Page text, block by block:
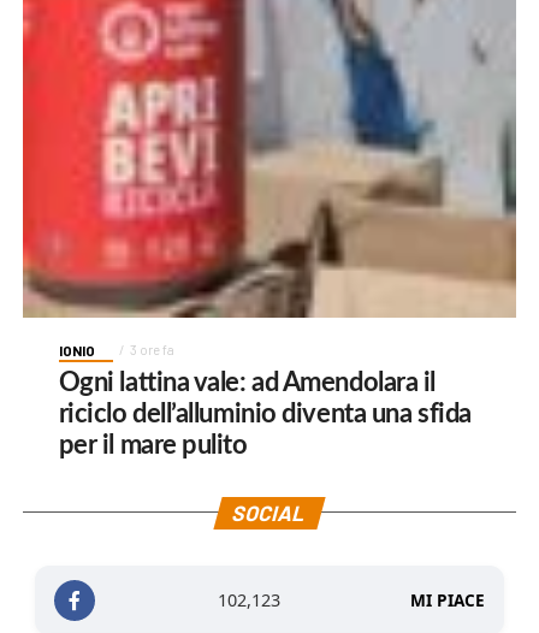
IONIO 3 ore fa
Ogni lattina vale: ad Amendolara il
riciclo dell’alluminio diventa una sfida
per il mare pulito
SOCIAL
102,123 MI PIACE